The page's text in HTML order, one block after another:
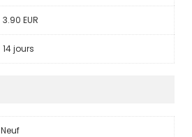
3.90 EUR
14 jours
Neuf